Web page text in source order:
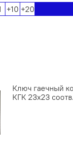
+10 +20
Ключ гаечный
КГК 23х23